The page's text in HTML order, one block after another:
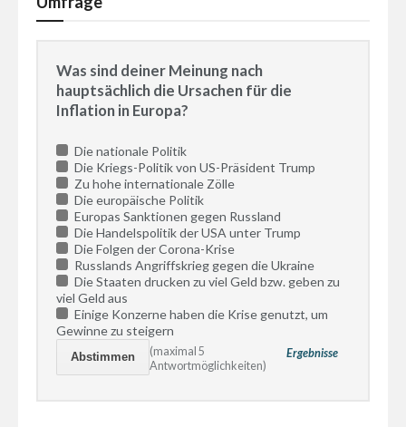
Was sind deiner Meinung nach
hauptsächlich die Ursachen für die
Inflation in Europa?
Die nationale Politik
Die Kriegs-Politik von US-Präsident Trump
Zu hohe internationale Zölle
Die europäische Politik
Europas Sanktionen gegen Russland
Die Handelspolitik der USA unter Trump
Die Folgen der Corona-Krise
Russlands Angriffskrieg gegen die Ukraine
Die Staaten drucken zu viel Geld bzw. geben zu
viel Geld aus
Einige Konzerne haben die Krise genutzt, um
Gewinne zu steigern
Ergebnisse
(maximal 5
Antwortmöglichkeiten)